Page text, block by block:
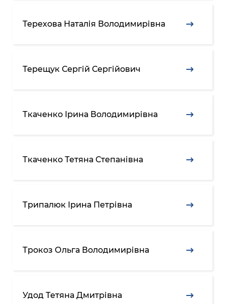
Терехова Наталія Володимирівна
Терещук Сергій Сергійович
Ткаченко Ірина Володимирівна
Ткаченко Тетяна Степанівна
Трипалюк Ірина Петрівна
Трокоз Ольга Володимирівна
Удод Тетяна Дмитрівна